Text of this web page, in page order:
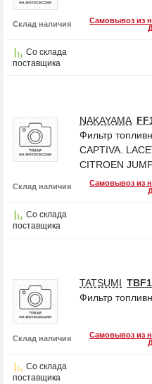
Склад наличия
Самовывоз из
Со склада
поставщика
NAKAYAMA
Фильтр
CAPTIVA.
CITROEN
Склад наличия
Самовывоз из
Со склада
поставщика
TATSUMI
Фильтр
Склад наличия
Самовывоз из
Со склада
поставщика